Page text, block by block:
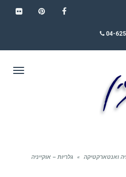
04-
ואנטארקטיקה »
גלריות – אוקייניה